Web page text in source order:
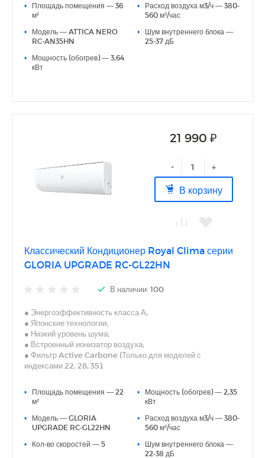
● 3D AUTO AIR
● I Feel
● Дополнительная шумоизоляция компрессора
● Антикоррозийное покрытие теплообменников Blue Fin
•
Площадь помещения — 36
м²
•
Модель — ATTICA NERO
RC-AN35HN
•
Мощность (обогрев) — 3,64
кВт
•
Расход воздуха м3/ч — 380-
560 м³/час
•
Шум внутреннего блока —
25-37 дБ
21 990 ₽
- +
В корзину
Классический Кондиционер Royal Clima серии
GLORIA UPGRADE RC-GL22HN
В наличии: 100
● Энергоэффективность класса А;
● Японские технологии;
● Низкий уровень шума;
● Встроенный ионизатор воздуха;
● Фильтр Active Carbone (Только для моделей с
индексами 22, 28, 35);
● 5 скоростей вентилятора внут. блока;
● 3D AUTO AIR (Только для моделей с индексами 22, 28,
35);
● Скрытый LED-дисплей;
•
Площадь помещения — 22
м²
•
Модель — GLORIA
UPGRADE RC-GL22HN
•
Кол-во скоростей — 5
•
Мощность (обогрев) — 2,35
кВт
•
Расход воздуха м3/ч — 380-
560 м³/час
•
Шум внутреннего блока —
22-38 дБ